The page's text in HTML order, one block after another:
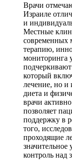
Врачи
Израиле
и
Местные
современных
терапию,
мониторинга
который
лечение, но и
диета и
врачи
позволяет
поддержку в
того,
проходящие
значительное
контроль над